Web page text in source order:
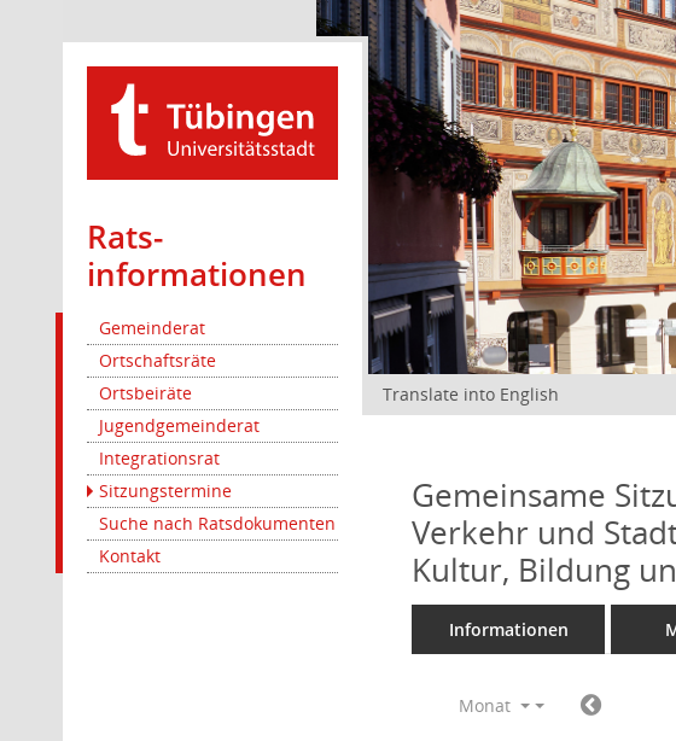
Rats­
informationen
Gemeinderat
Ortschaftsräte
Ortsbeiräte
Jugendgemeinderat
Integrationsrat
Sitzungstermine
Suche nach Ratsdokumenten
Kontakt
Translate into English
Gemeinsame
Verkehr und
Kultur, Bildung
Informationen
Monat